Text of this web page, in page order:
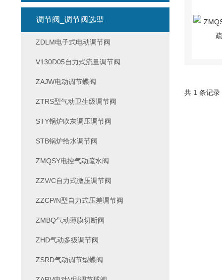
共 1 条记
调节阀_调节阀选型
ZDLM电子式电动调节阀
V130D05自力式流量调节阀
ZAJW电动调节蝶阀
ZTRS型气动卫生级调节阀
STY锅炉吹灰调压调节阀
STB锅炉给水调节阀
ZMQSY电控气动疏水阀
ZZV/C自力式微压调节阀
ZZCP/N型自力式压差调节阀
ZMBQ气动薄膜切断阀
ZHD气动多级调节阀
ZSRD气动调节型蝶阀